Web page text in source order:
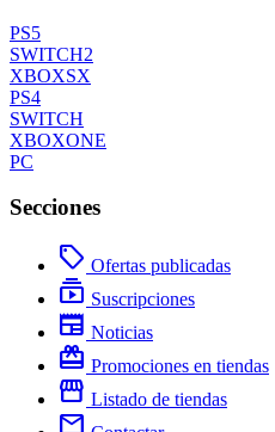
PS5
SWITCH2
XBOXSX
PS4
SWITCH
XBOXONE
PC
Secciones
local_offer Ofertas publicadas
subscriptions Suscripciones
newspaper Noticias
redeem Promociones en tiendas
storefront Listado de tiendas
mail